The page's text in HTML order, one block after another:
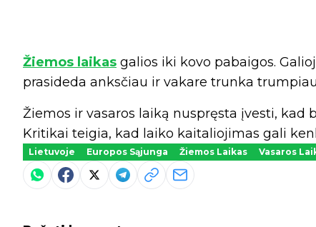
Žiemos laikas galios iki kovo pabaigos.
prasideda anksčiau ir vakare trunka
Žiemos ir vasaros laiką nuspręsta įvesti, kad
Kritikai teigia, kad laiko kaitaliojimas gali
Lietuvoje Europos Sąjunga Žiemos Laikas Vasaros